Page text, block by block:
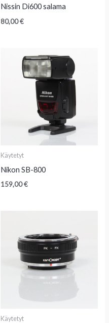
Nissin Di600 salama
80,00€
Käytetyt
Nikon SB-800
159,00€
Käytetyt